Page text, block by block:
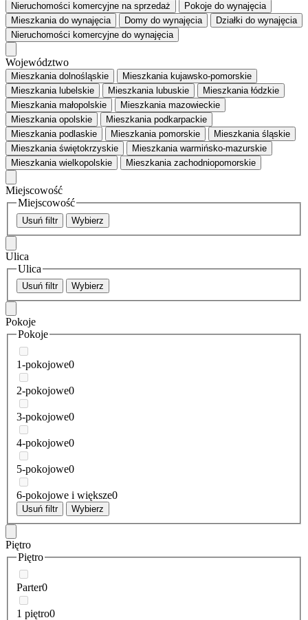
Nieruchomości komercyjne na sprzedaż Pokoje do wynajęcia
Mieszkaniado wynajęcia Domy do wynajęcia Działki do wynajęcia
Nieruchomości komercyjne do wynajęcia
Województwo
Mieszkania dolnośląskie
Mieszkania kujawsko-pomorskie
Mieszkania lubelskie
Mieszkania lubuskie
Mieszkania łódzkie
Mieszkania małopolskie
Mieszkania mazowieckie
Mieszkania opolskie
Mieszkania podkarpackie
Mieszkania podlaskie
Mieszkania pomorskie
Mieszkania śląskie
Mieszkania świętokrzyskie
Mieszkania warmińsko-mazurskie
Mieszkania wielkopolskie
Mieszkania zachodniopomorskie
Miejscowość
Miejscowość
Usuń filtr Wybierz
Ulica
Ulica
Usuń filtr Wybierz
Pokoje
Pokoje
1-pokojowe0
2-pokojowe0
3-pokojowe0
4-pokojowe0
5-pokojowe0
6-pokojowe i większe0
Usuń filtr Wybierz
Piętro
Piętro
Parter0
1 piętro0